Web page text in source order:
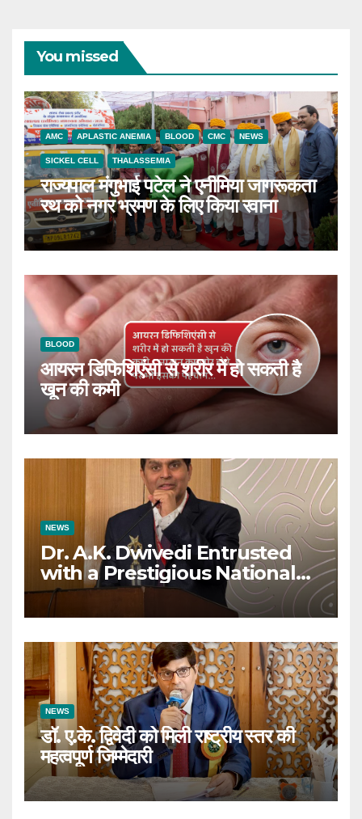
You missed
AMC APLASTIC ANEMIA BLOOD CMC NEWS
SICKEL CELL THALASSEMIA
राज्यपाल मंगुभाई पटेल ने एनीमिया जागरूकता
रथ को नगर भ्रमण के लिए किया रवाना
BLOOD
आयरन डिफिशिएंसी से शरीर में हो सकती है
खून की कमी
NEWS
Dr. A.K. Dwivedi Entrusted
with a Prestigious National
Responsibility
NEWS
डॉ. ए.के. द्विवेदी को मिली राष्ट्रीय स्तर की
महत्वपूर्ण जिम्मेदारी